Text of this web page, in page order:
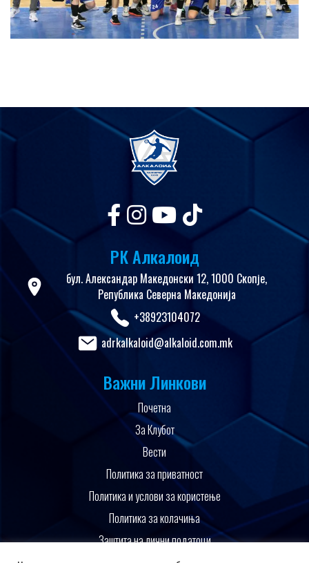
РК Алкалоид
бул. Александар Македонски 12, 1000 Скопје,
Република Северна Македонија
+38923104072
adrkalkaloid@alkaloid.com.mk
Важни Линкови
Почетна
За Клубот
Вести
Политика за приватност
Политика и услови за користење
Политика за колачиња
Заштита на лични податоци